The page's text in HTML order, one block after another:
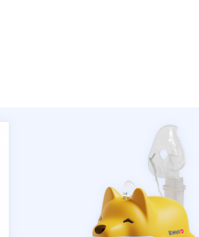
на кнопку "Отправить" вы